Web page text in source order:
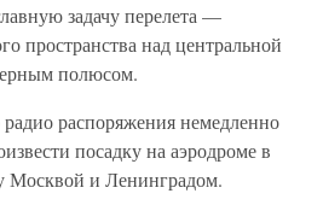
задачу перелета —
пространства над центральной
полюсом.
распоряжения немедленно
посадку на аэродроме в
Москвой и Ленинградом.